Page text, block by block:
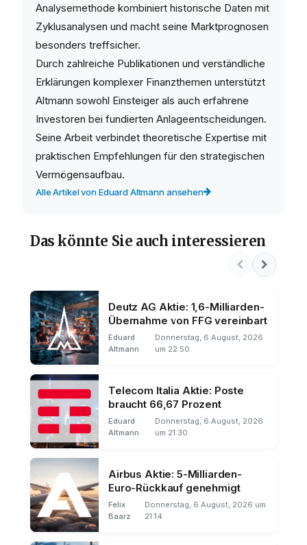
Analysemethode kombiniert historische Daten mit
Zyklusanalysen und macht seine Marktprognosen
besonders treffsicher.
Durch zahlreiche Publikationen und verständliche
Erklärungen komplexer Finanzthemen unterstützt
Altmann sowohl Einsteiger als auch erfahrene
Investoren bei fundierten Anlageentscheidungen.
Seine Arbeit verbindet theoretische Expertise mit
praktischen Empfehlungen für den strategischen
Vermögensaufbau.
Alle Artikel von Eduard Altmann ansehen
Das könnte Sie auch interessieren
Deutz AG Aktie: 1,6-Milliarden-
Übernahme von FFG vereinbart
Eduard
Altmann
Donnerstag, 6 August, 2026
um 22:50
Telecom Italia Aktie: Poste
braucht 66,67 Prozent
Eduard
Altmann
Donnerstag, 6 August, 2026
um 21:30
Airbus Aktie: 5-Milliarden-
Euro-Rückkauf genehmigt
Felix
Baarz
Donnerstag, 6 August, 2026 um
21:14